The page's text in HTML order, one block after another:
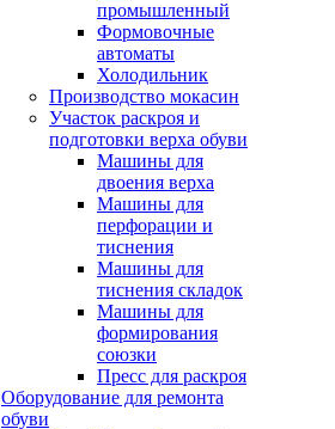
промышленный
Формовочные
автоматы
Холодильник
Производство мокасин
Участок раскроя и
подготовки верха обуви
Машины для
двоения верха
Машины для
перфорации и
тиснения
Машины для
тиснения складок
Машины для
формирования
союзки
Пресс для раскроя
Оборудование для ремонта
обуви